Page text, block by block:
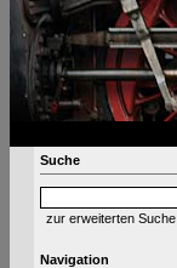
Suche
zur erweiterten Suche
Navigation